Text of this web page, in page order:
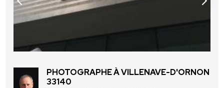
PHOTOGRAPHE À VILLENAVE-D'ORNON
33140